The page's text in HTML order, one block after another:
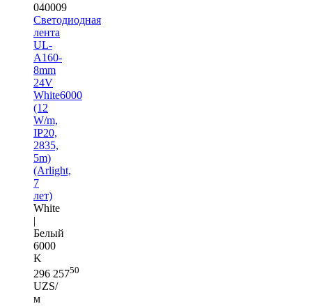
040009
Светодиодная
лента
UL-
A160-
8mm
24V
White6000
(12
W/m,
IP20,
2835,
5m)
(Arlight,
7
лет)
White
|
Белый
6000
K
296 25750
UZS/
м